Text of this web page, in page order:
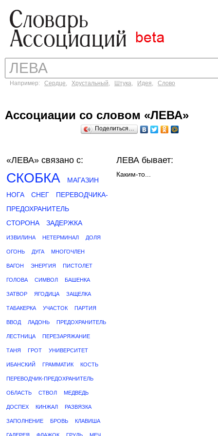
Например: Сердце, Хрустальный, Штука, Идея, Слово
Ассоциации со словом «ЛЕВА»
Поделиться…
«ЛЕВА» связано с:
СКОБКА
МАГАЗИН
НОГА
СНЕГ
ПЕРЕВОДЧИКА-
ПРЕДОХРАНИТЕЛЬ
СТОРОНА
ЗАДЕРЖКА
ИЗВИЛИНА НЕТЕРМИНАЛ ДОЛЯ
ОГОНЬ ДУГА МНОГОЧЛЕН
ВАГОН ЭНЕРГИЯ ПИСТОЛЕТ
ГОЛОВА СИМВОЛ БАШЕНКА
ЗАТВОР ЯГОДИЦА ЗАЩЕЛКА
ТАБАКЕРКА УЧАСТОК ПАРТИЯ
ВВОД ЛАДОНЬ ПРЕДОХРАНИТЕЛЬ
ЛЕСТНИЦА ПЕРЕЗАРЯЖАНИЕ
ТАНЯ ГРОТ УНИВЕРСИТЕТ
ИБАНСКИЙ ГРАММАТИК КОСТЬ
ПЕРЕВОДЧИК-ПРЕДОХРАНИТЕЛЬ
ОБЛАСТЬ СТВОЛ МЕДВЕДЬ
ДОСПЕХ КИНЖАЛ РАЗВЯЗКА
ЗАПОЛНЕНИЕ БРОВЬ КЛАВИША
ЛЕВА бывает:
Каким-то...